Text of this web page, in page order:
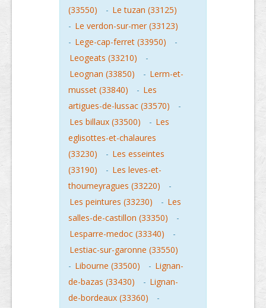
(33550)
- Le tuzan (33125)
- Le verdon-sur-mer (33123)
- Lege-cap-ferret (33950)
-
Leogeats (33210)
-
Leognan (33850)
- Lerm-et-
musset (33840)
- Les
artigues-de-lussac (33570)
-
Les billaux (33500)
- Les
eglisottes-et-chalaures
(33230)
- Les esseintes
(33190)
- Les leves-et-
thoumeyragues (33220)
-
Les peintures (33230)
- Les
salles-de-castillon (33350)
-
Lesparre-medoc (33340)
-
Lestiac-sur-garonne (33550)
- Libourne (33500) - Lignan-
de-bazas (33430)
- Lignan-
de-bordeaux (33360)
-